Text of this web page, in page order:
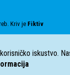
Kriv je Fiktiv
iskustvo.